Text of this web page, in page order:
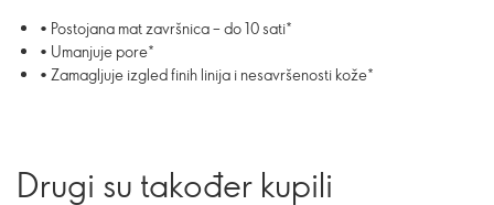
• Postojana mat završnica – do 10 sati*
• Umanjuje pore*
• Zamagljuje izgled finih linija i nesavršenosti kože*
Drugi su također kupili